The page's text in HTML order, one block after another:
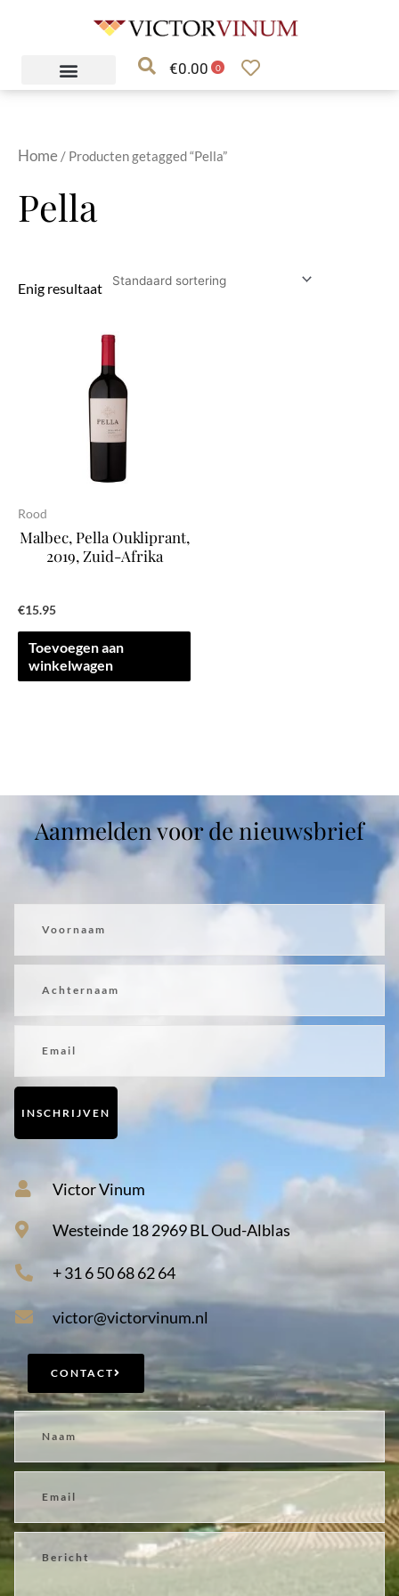
€0.00 0
Home / Producten getagged “Pella”
Pella
Enig resultaat
Rood
Malbec, Pella Oukliprant,
2019, Zuid-Afrika
€15.95
Toevoegen aan
winkelwagen
Aanmelden voor de nieuwsbrief
INSCHRIJVEN
Victor Vinum
Westeinde 18 2969 BL Oud-Alblas
+ 31 6 50 68 62 64
victor@victorvinum.nl
CONTACT